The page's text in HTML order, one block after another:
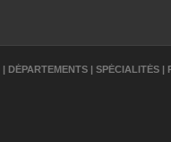
| DÉPARTEMENTS | SPÉCIALITÉS |